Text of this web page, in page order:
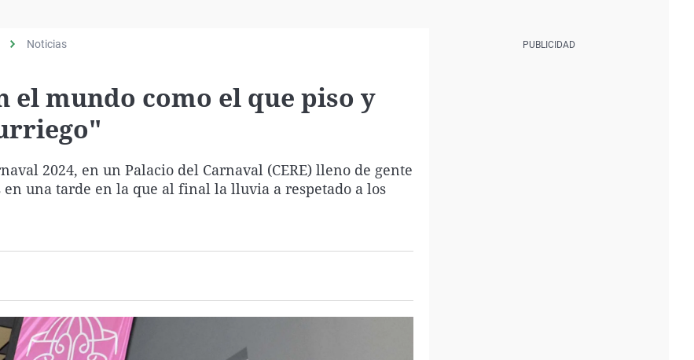
Noticias
el mundo como el que piso y
2024, en un Palacio del Carnaval (CERE) lleno de gente
una tarde en la que al final la lluvia a respetado a los